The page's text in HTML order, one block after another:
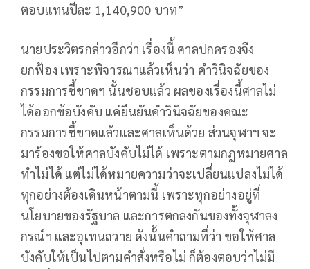
ตอบแทนปีละ 1,140,900 บาท”
นายประวิตรกล่าวอีกว่า เรื่องนี้ ศาลปกครองจึง
ยกฟ้อง เพราะพิจารณาแล้วเห็นว่า คำวินิจฉัยของ
กรรมการชี้ขาดฯ นั้นชอบแล้ว ผลของเรื่องนี้ศาลไม่
ได้ออกข้อบังคับ แค่ยืนยันคำวินิจฉัยของคณะ
กรรมการชี้ขาดแล้วและศาลเห็นด้วย ส่วนจุฬาฯ จะ
มาร้องขอให้ศาลบังคับไม่ได้ เพราะตามกฎหมายศาล
ทำไม่ได้ แต่ไม่ได้หมายความว่าจะเปลี่ยนแปลงไม่ได้
ทุกอย่างต้องเดินหน้าตามนี้ เพราะทุกอย่างอยู่ที่
นโยบายของรัฐบาล และการตกลงกันของทั้งจุฬาลง
กรณ์ฯ และอุเทนถวาย ดังนั้นคำถามที่ว่า ขอให้ศาล
บังคับให้เป็นไปตามคำสั่งหรือไม่ ก็ต้องตอบว่าไม่มี